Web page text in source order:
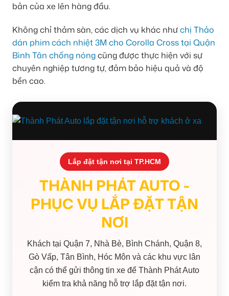
bản của xe lên hàng đầu.
Không chỉ thảm sàn, các dịch vụ khác nhưchị Thảo
dán phim cách nhiệt 3M cho Corolla Cross tại Quận
Bình Tân chống nóngcũng được thực hiện với sự
chuyên nghiệp tương tự, đảm bảo hiệu quả và độ
bền cao.
Lắp đặt tận nơi tại TP.HCM
THÀNH PHÁT AUTO -
PHỤC VỤ LẮP ĐẶT TẬN
NƠI
Khách tại Quận 7, Nhà Bè, Bình Chánh, Quận 8,
Gò Vấp, Tân Bình, Hóc Môn và các khu vực lân
cận có thể gửi thông tin xe để Thành Phát Auto
kiểm tra khả năng hỗ trợ lắp đặt tận nơi.